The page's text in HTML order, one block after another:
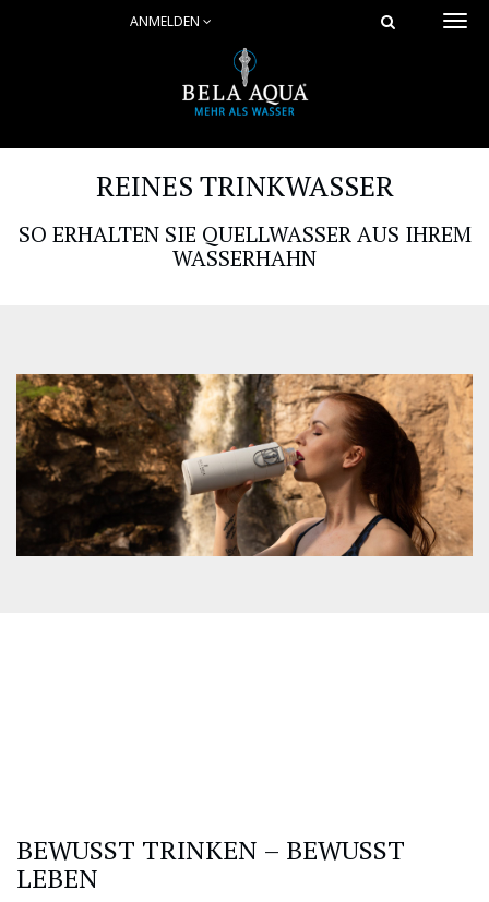
ANMELDEN
REINES TRINKWASSER
SO ERHALTEN SIE QUELLWASSER AUS IHREM
WASSERHAHN
BEWUSST TRINKEN – BEWUSST
LEBEN